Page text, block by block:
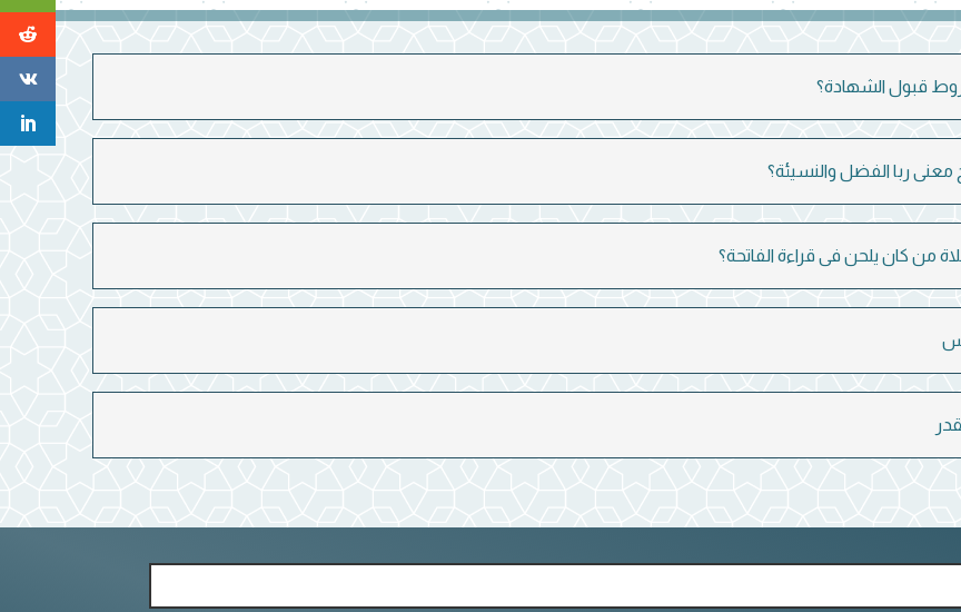
قبول الشهادة؟
ربا الفضل والنسيئة؟
من كان يلحن فى قراءة الفاتحة؟